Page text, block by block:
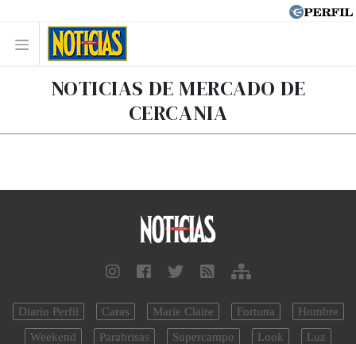
NOTICIAS DE MERCADO DE
CERCANIA
Diario Perfil Caras Marie Claire Fortuna
Hombre
Weekend
Parabrisas Supercampo Look
Luz